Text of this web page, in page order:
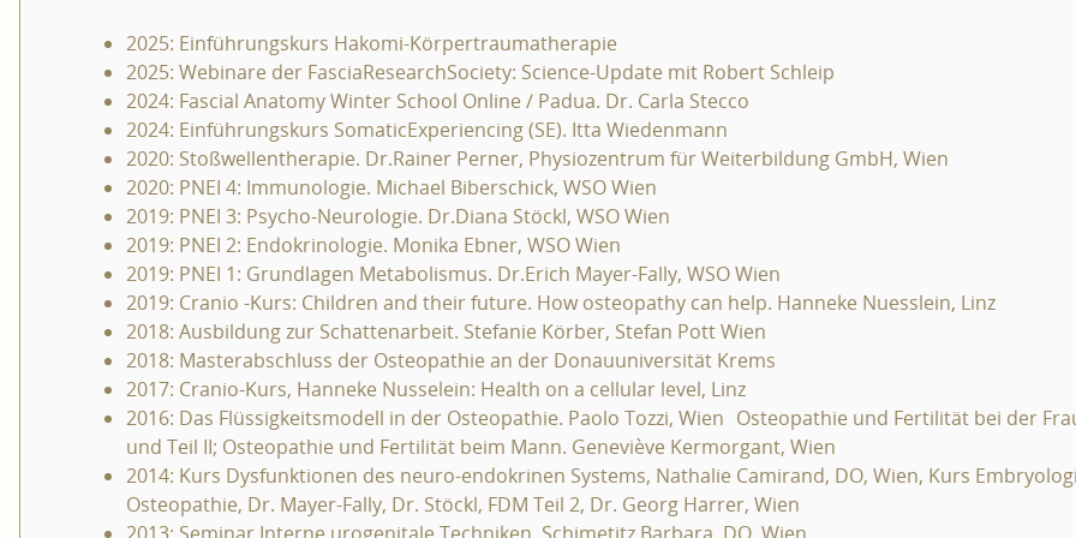
2025: Einführungskurs Hakomi-Körpertraumatherapie
2025: Webinare der FasciaResearchSociety: Science-Update mit Robert Schleip
2024: Fascial Anatomy Winter School Online / Padua. Dr. Carla Stecco
2024: Einführungskurs SomaticExperiencing (SE). Itta Wiedenmann
2020: Stoßwellentherapie. Dr.Rainer Perner, Physiozentrum für Weiterbildung GmbH, Wien
2020: PNEI 4: Immunologie. Michael Biberschick, WSO Wien
2019: PNEI 3: Psycho-Neurologie. Dr.Diana Stöckl, WSO Wien
2019: PNEI 2: Endokrinologie. Monika Ebner, WSO Wien
2019: PNEI 1: Grundlagen Metabolismus. Dr.Erich Mayer-Fally, WSO Wien
2019: Cranio -Kurs: Children and their future. How osteopathy can help. Hanneke Nuesslein, Linz
2018: Ausbildung zur Schattenarbeit. Stefanie Körber, Stefan Pott Wien
2018: Masterabschluss der Osteopathie an der Donauuniversität Krems
2017: Cranio-Kurs, Hanneke Nusselein: Health on a cellular level, Linz
2016: Das Flüssigkeitsmodell in der Osteopathie. Paolo Tozzi, Wien Osteopathie und Fertilität bei der
und Teil II; Osteopathie und Fertilität beim Mann. Geneviève Kermorgant, Wien
2014: Kurs Dysfunktionen des neuro-endokrinen Systems, Nathalie Camirand, DO, Wien, Kurs
Osteopathie, Dr. Mayer-Fally, Dr. Stöckl, FDM Teil 2, Dr. Georg Harrer, Wien